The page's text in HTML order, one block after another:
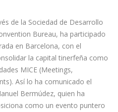
de la Sociedad de Desarrollo
Bureau, ha participado
en Barcelona, con el
la capital tinerfeña como
MICE (Meetings,
Así lo ha comunicado el